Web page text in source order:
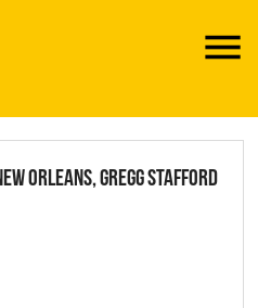
ORLEANS, GREGG STAFFORD